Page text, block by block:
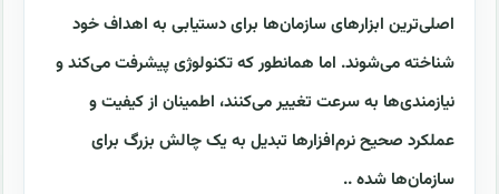
اصلی‌ترین ابزارهای سازمان‌ها برای دستیابی به اهداف خود
شناخته می‌شوند. اما همانطور که تکنولوژی پیشرفت می‌کند و
نیازمندی‌ها به سرعت تغییر می‌کنند، اطمینان از کیفیت و
عملکرد صحیح نرم‌افزارها تبدیل به یک چالش بزرگ برای
سازمان‌ها شده ..